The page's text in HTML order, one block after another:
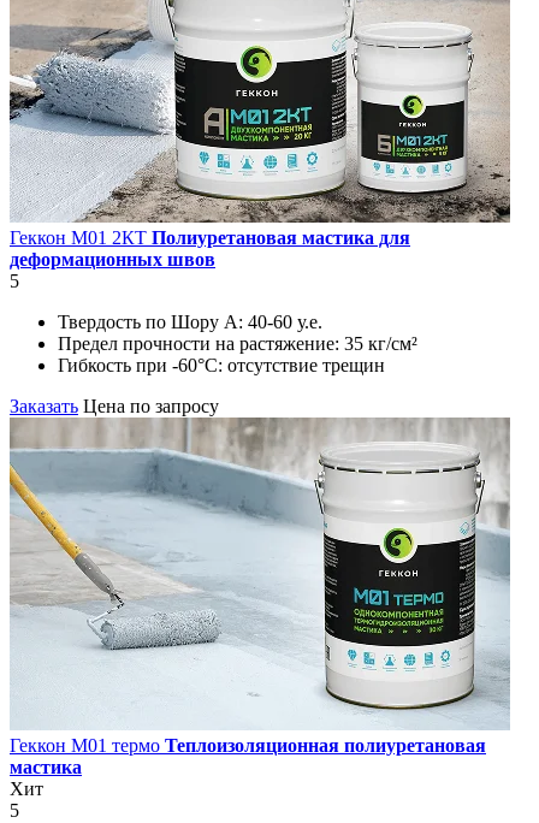
Геккон М01 2КT Полиуретановая мастика для
деформационных швов
5
Твердость по Шору А: 40-60 у.е.
Предел прочности на растяжение: 35 кг/см²
Гибкость при -60°С: отсутствие трещин
Заказать Цена по запросу
Геккон М01 термо Теплоизоляционная полиуретановая
мастика
Хит
5